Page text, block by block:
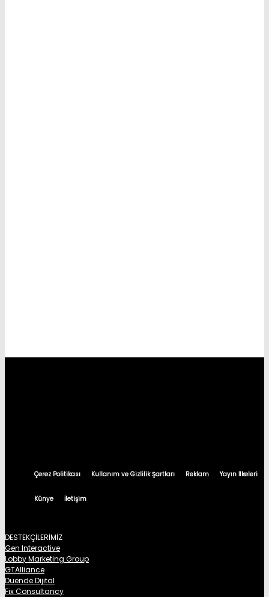
Çerez Politikası Kullanım ve Gizlilik Şartları Reklam Yayın İlkeleri
Künye İletişim
DESTEKÇİLERİMİZ
Gen Interactive
Lobby Marketing Group
GTAlliance
Duende Dijital
Fix Consultancy